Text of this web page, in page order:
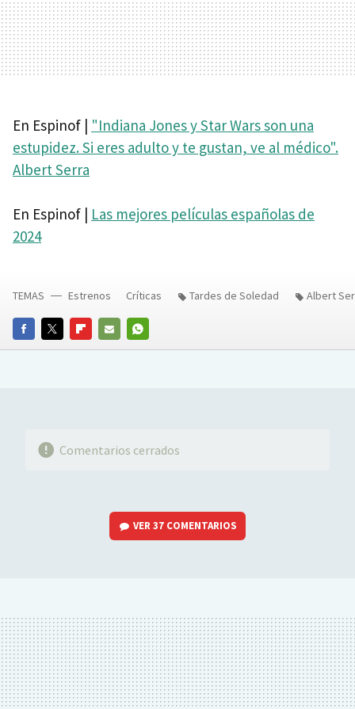
En Espinof | "Indiana Jones y Star Wars son una
estupidez. Si eres adulto y te gustan, ve al médico".
Albert Serra
En Espinof | Las mejores películas españolas de
2024
FACEBOOKTWITTERFLIPBOARD
E-
WHATSAPP
TEMAS Estrenos Críticas Tardes de Soledad Albert
Comentarios cerrados
VER37 COMENTARIOS